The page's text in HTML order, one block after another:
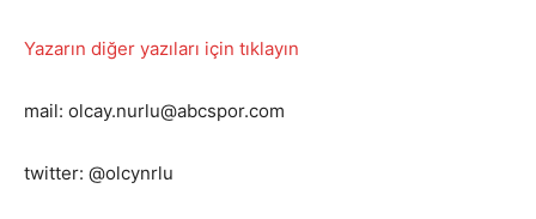
Yazarın diğer yazıları için tıklayın
mail: olcay.nurlu@abcspor.com
twitter: @olcynrlu